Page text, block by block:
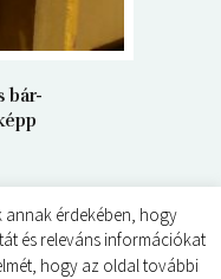
bár-
érdekében, hogy
és releváns információkat
hogy az oldal további